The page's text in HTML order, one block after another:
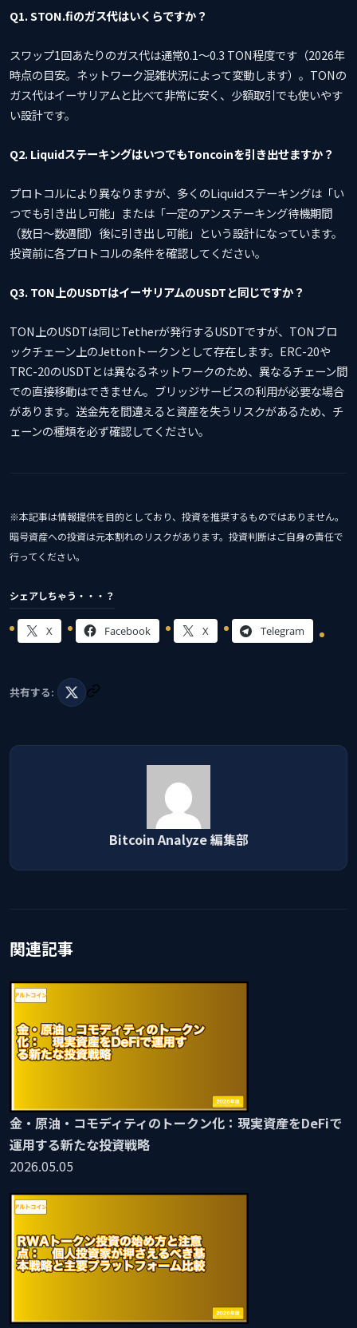
Q1. STON.fiのガス代はいくらですか？
スワップ1回あたりのガス代は通常0.1〜0.3 TON程度です（2026年
時点の目安。ネットワーク混雑状況によって変動します）。TONの
ガス代はイーサリアムと比べて非常に安く、少額取引でも使いやす
い設計です。
Q2. LiquidステーキングはいつでもToncoinを引き出せますか？
プロトコルにより異なりますが、多くのLiquidステーキングは「い
つでも引き出し可能」または「一定のアンステーキング待機期間
（数日〜数週間）後に引き出し可能」という設計になっています。
投資前に各プロトコルの条件を確認してください。
Q3. TON上のUSDTはイーサリアムのUSDTと同じですか？
TON上のUSDTは同じTetherが発行するUSDTですが、TONブロ
ックチェーン上のJettonトークンとして存在します。ERC-20や
TRC-20のUSDTとは異なるネットワークのため、異なるチェーン間
での直接移動はできません。ブリッジサービスの利用が必要な場合
があります。送金先を間違えると資産を失うリスクがあるため、チ
ェーンの種類を必ず確認してください。
※本記事は情報提供を目的としており、投資を推奨するものではありません。
暗号資産への投資は元本割れのリスクがあります。投資判断はご自身の責任で
行ってください。
シェアしちゃう・・・？
X Facebook X Telegram
共有する:
Bitcoin Analyze 編集部
関連記事
金・原油・コモディティのトークン化：現実資産をDeFiで
運用する新たな投資戦略
2026.05.05